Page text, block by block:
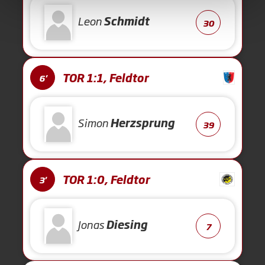
LeonSchmidt 30
6' TOR 1:1, Feldtor
SimonHerzsprung 39
3' TOR 1:0, Feldtor
JonasDiesing 7